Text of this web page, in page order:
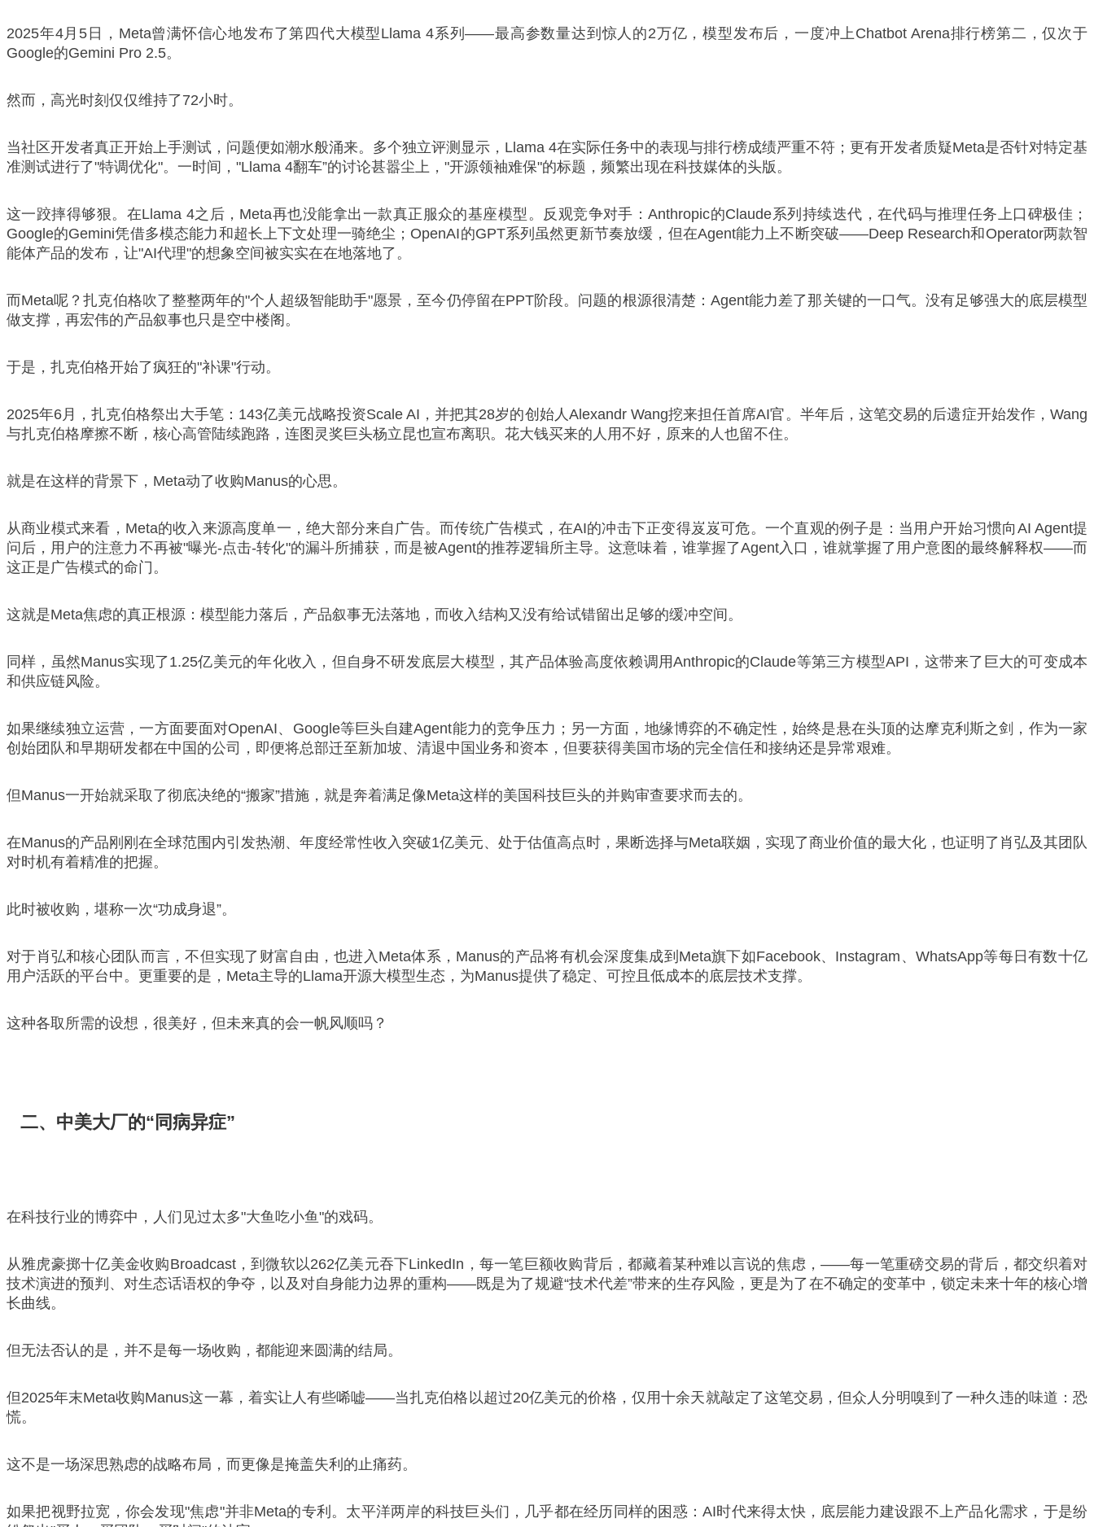
2025年4月5日，Meta曾满怀信心地发布了第四代大模型Llama 4系列——最高参数量达到惊人的2万亿，模型发布后，一度冲上Chatbot Arena排行榜第二，仅次于
Google的Gemini Pro 2.5。
然而，高光时刻仅仅维持了72小时。
当社区开发者真正开始上手测试，问题便如潮水般涌来。多个独立评测显示，Llama 4在实际任务中的表现与排行榜成绩严重不符；更有开发者质疑Meta是否针对特定基
准测试进行了"特调优化"。一时间，"Llama 4翻车”的讨论甚嚣尘上，"开源领袖难保"的标题，频繁出现在科技媒体的头版。
这一跤摔得够狠。在Llama 4之后，Meta再也没能拿出一款真正服众的基座模型。反观竞争对手：Anthropic的Claude系列持续迭代，在代码与推理任务上口碑极佳；
Google的Gemini凭借多模态能力和超长上下文处理一骑绝尘；OpenAI的GPT系列虽然更新节奏放缓，但在Agent能力上不断突破——Deep Research和Operator两款智
能体产品的发布，让"AI代理"的想象空间被实实在在地落地了。
而Meta呢？扎克伯格吹了整整两年的"个人超级智能助手"愿景，至今仍停留在PPT阶段。问题的根源很清楚：Agent能力差了那关键的一口气。没有足够强大的底层模型
做支撑，再宏伟的产品叙事也只是空中楼阁。
于是，扎克伯格开始了疯狂的"补课"行动。
2025年6月，扎克伯格祭出大手笔：143亿美元战略投资Scale AI，并把其28岁的创始人Alexandr Wang挖来担任首席AI官。半年后，这笔交易的后遗症开始发作，Wang
与扎克伯格摩擦不断，核心高管陆续跑路，连图灵奖巨头杨立昆也宣布离职。花大钱买来的人用不好，原来的人也留不住。
就是在这样的背景下，Meta动了收购Manus的心思。
从商业模式来看，Meta的收入来源高度单一，绝大部分来自广告。而传统广告模式，在AI的冲击下正变得岌岌可危。一个直观的例子是：当用户开始习惯向AI Agent提
问后，用户的注意力不再被"曝光-点击-转化"的漏斗所捕获，而是被Agent的推荐逻辑所主导。这意味着，谁掌握了Agent入口，谁就掌握了用户意图的最终解释权——而
这正是广告模式的命门。
这就是Meta焦虑的真正根源：模型能力落后，产品叙事无法落地，而收入结构又没有给试错留出足够的缓冲空间。
同样，虽然Manus实现了1.25亿美元的年化收入，但自身不研发底层大模型，其产品体验高度依赖调用Anthropic的Claude等第三方模型API，这带来了巨大的可变成本
和供应链风险。
如果继续独立运营，一方面要面对OpenAI、Google等巨头自建Agent能力的竞争压力；另一方面，地缘博弈的不确定性，始终是悬在头顶的达摩克利斯之剑，作为一家
创始团队和早期研发都在中国的公司，即便将总部迁至新加坡、清退中国业务和资本，但要获得美国市场的完全信任和接纳还是异常艰难。
但Manus一开始就采取了彻底决绝的“搬家”措施，就是奔着满足像Meta这样的美国科技巨头的并购审查要求而去的。
在Manus的产品刚刚在全球范围内引发热潮、年度经常性收入突破1亿美元、处于估值高点时，果断选择与Meta联姻，实现了商业价值的最大化，也证明了肖弘及其团队
对时机有着精准的把握。
此时被收购，堪称一次“功成身退”。
对于肖弘和核心团队而言，不但实现了财富自由，也进入Meta体系，Manus的产品将有机会深度集成到Meta旗下如Facebook、Instagram、WhatsApp等每日有数十亿
用户活跃的平台中。更重要的是，Meta主导的Llama开源大模型生态，为Manus提供了稳定、可控且低成本的底层技术支撑。
这种各取所需的设想，很美好，但未来真的会一帆风顺吗？
二、中美大厂的“同病异症”
在科技行业的博弈中，人们见过太多"大鱼吃小鱼"的戏码。
从雅虎豪掷十亿美金收购Broadcast，到微软以262亿美元吞下LinkedIn，每一笔巨额收购背后，都藏着某种难以言说的焦虑，——每一笔重磅交易的背后，都交织着对
技术演进的预判、对生态话语权的争夺，以及对自身能力边界的重构——既是为了规避“技术代差”带来的生存风险，更是为了在不确定的变革中，锁定未来十年的核心增
长曲线。
但无法否认的是，并不是每一场收购，都能迎来圆满的结局。
但2025年末Meta收购Manus这一幕，着实让人有些唏嘘——当扎克伯格以超过20亿美元的价格，仅用十余天就敲定了这笔交易，但众人分明嗅到了一种久违的味道：恐
慌。
这不是一场深思熟虑的战略布局，而更像是掩盖失利的止痛药。
如果把视野拉宽，你会发现"焦虑"并非Meta的专利。太平洋两岸的科技巨头们，几乎都在经历同样的困惑：AI时代来得太快，底层能力建设跟不上产品化需求，于是纷